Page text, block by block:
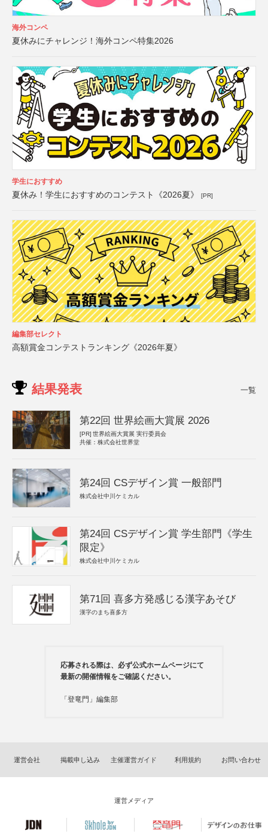
海外コンペ
夏休みにチャレンジ！海外コンペ特集2026
学生におすすめ
夏休み！学生におすすめのコンテスト《2026夏》 [PR]
編集部セレクト
高額賞金コンテストランキング《2026年夏》
結果発表 一覧
第22回 世界絵画大賞展 2026
[PR] 世界絵画大賞展 実行委員会
共催：株式会社世界堂
第24回 CSデザイン賞 一般部門
株式会社中川ケミカル
第24回 CSデザイン賞 学生部門《学生
限定》
株式会社中川ケミカル
第71回 喜多方発感じる漢字あそび
漢字のまち喜多方
応募される際は、必ず公式ホームページにて
最新の開催情報をご確認ください。
「登竜門」編集部
運営会社 掲載申し込み 主催運営ガイド 利用規約 お問い合わせ
運営メディア